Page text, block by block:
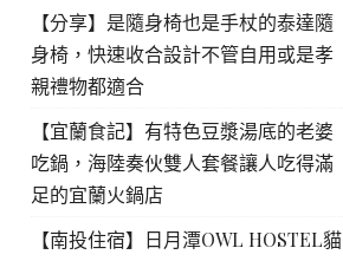
【分享】是隨身椅也是手杖的泰達隨
身椅，快速收合設計不管自用或是孝
親禮物都適合
【宜蘭食記】有特色豆漿湯底的老婆
吃鍋，海陸奏伙雙人套餐讓人吃得滿
足的宜蘭火鍋店
【南投住宿】日月潭OWL HOSTEL貓